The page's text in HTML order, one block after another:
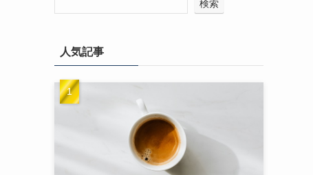
検索
人気記事